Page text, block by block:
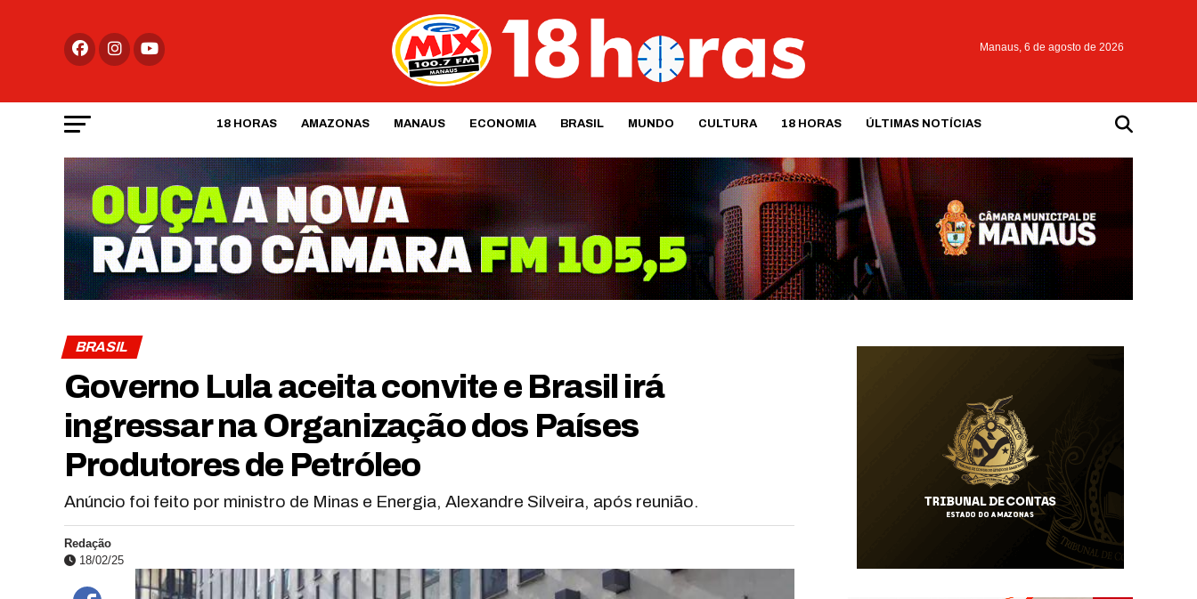
Manaus, 6 de agosto de 2026
18 HORAS AMAZONAS MANAUS ECONOMIA BRASIL MUNDO CULTURA 18 HORAS ÚLTIMAS NOTÍCIAS
BRASIL
Governo Lula aceita convite e Brasil irá
ingressar na Organização dos Países
Produtores de Petróleo
Anúncio foi feito por ministro de Minas e Energia, Alexandre Silveira, após reunião.
Redação
18/02/25